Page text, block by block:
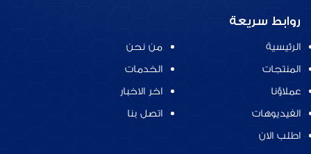
روابط سريعة
الرئيسية
من نحن
المنتجات
الخدمات
عملاؤنا
اخر الاخبار
الفيديوهات
اتصل بنا
اطلب الان